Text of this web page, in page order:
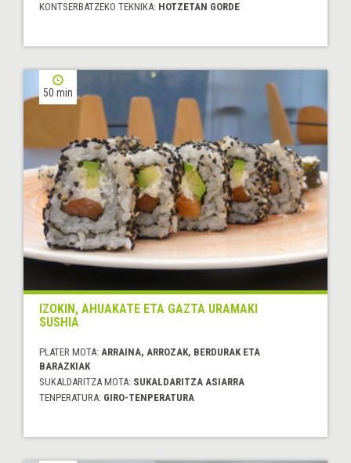
KONTSERBATZEKO TEKNIKA: HOTZETAN GORDE
50 min
IZOKIN, AHUAKATE ETA GAZTA URAMAKI
SUSHIA
PLATER MOTA: ARRAINA, ARROZAK, BERDURAK ETA
BARAZKIAK
SUKALDARITZA MOTA: SUKALDARITZA ASIARRA
TENPERATURA: GIRO-TENPERATURA